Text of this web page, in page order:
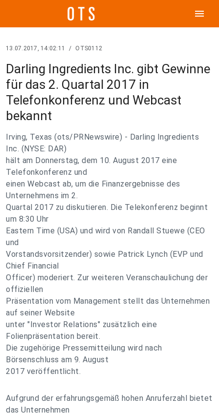
menu
13.07.2017, 14:02:11 / OTS0112
Darling Ingredients Inc. gibt Gewinne
für das 2. Quartal 2017 in
Telefonkonferenz und Webcast
bekannt
Irving, Texas (ots/PRNewswire) - Darling Ingredients
Inc. (NYSE: DAR)
hält am Donnerstag, dem 10. August 2017 eine
Telefonkonferenz und
einen Webcast ab, um die Finanzergebnisse des
Unternehmens im 2.
Quartal 2017 zu diskutieren. Die Telekonferenz beginnt
um 8:30 Uhr
Eastern Time (USA) und wird von Randall Stuewe (CEO
und
Vorstandsvorsitzender) sowie Patrick Lynch (EVP und
Chief Financial
Officer) moderiert. Zur weiteren Veranschaulichung der
offiziellen
Präsentation vom Management stellt das Unternehmen
auf seiner Website
unter "Investor Relations" zusätzlich eine
Folienpräsentation bereit.
Die zugehörige Pressemitteilung wird nach
Börsenschluss am 9. August
2017 veröffentlicht.
Aufgrund der erfahrungsgemäß hohen Anruferzahl bietet
das Unternehmen